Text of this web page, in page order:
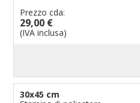
Prezzo cda:
29,00 €
(IVA inclusa)
30x45 cm